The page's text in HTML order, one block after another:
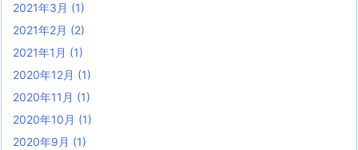
2021年3月 (1)
2021年2月 (2)
2021年1月 (1)
2020年12月 (1)
2020年11月 (1)
2020年10月 (1)
2020年9月 (1)